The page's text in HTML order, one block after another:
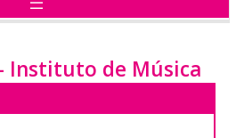
Instituto de Música